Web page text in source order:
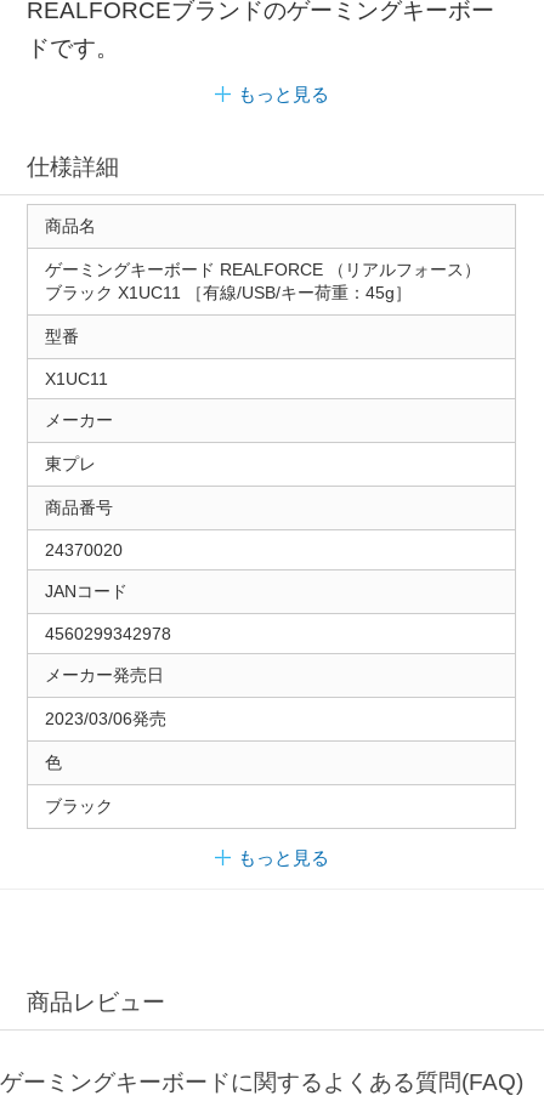
REALFORCEブランドのゲーミングキーボー
ドです。
もっと見る
仕様詳細
商品名
ゲーミングキーボード REALFORCE （リアルフォース）
ブラック X1UC11 ［有線/USB/キー荷重：45g］
型番
X1UC11
メーカー
東プレ
商品番号
24370020
JANコード
4560299342978
メーカー発売日
2023/03/06発売
色
ブラック
もっと見る
商品レビュー
ゲーミングキーボードに関するよくある質問(FAQ)